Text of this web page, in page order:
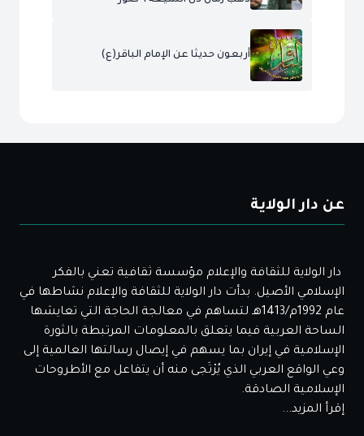
أربعون حديثا عن الإمام الباقر(ع)
عن دار الولاية
دار الولاية للثقافة والإعلام مؤسسة ثقافية تعني بالفكر
الإسلامي الأصيل. بدأت دار الولاية للثقافة والإعلام نشاطها في
عام 1992م/1413هـ لتساهم في معالجة الحاجة التي تعايشها
الساحة العربية فيما يتعلق بالمعلومات المرتبطة بالثورة
الإسلامية في إيران بما يسهم في إيصال رسالتها العالمية إلى
وعي الواقع العربي الذي يُرْتَجى منه أن يتفاعل مع الأطروحات
الإسلامية الصادقة.
إقرأ المزيد...